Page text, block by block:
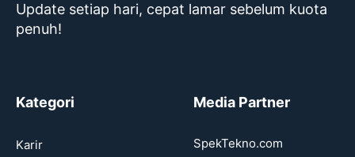
Update setiap hari, cepat lamar sebelum kuota
penuh!
Kategori
Karir
Media Partner
SpekTekno.com